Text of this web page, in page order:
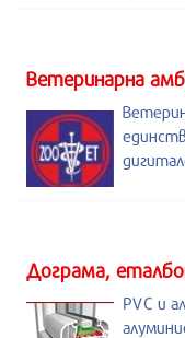
Ветеринарна
Дограма,
PVC и